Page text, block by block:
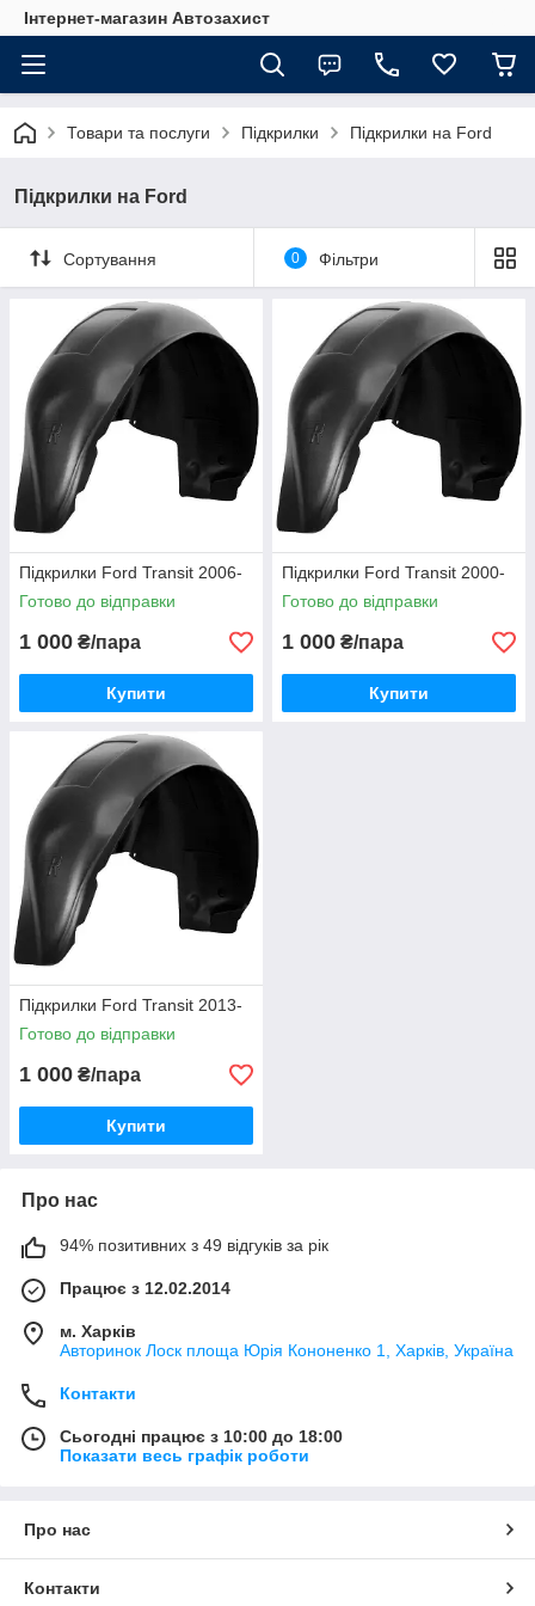
Інтернет-магазин Автозахист
Товари та послуги Підкрилки Підкрилки на Ford
Підкрилки на Ford
Сортування 0 Фільтри
Підкрилки Ford Transit 2006-
Готово до відправки
1 000 ₴/пара
Купити
Підкрилки Ford Transit 2000-
Готово до відправки
1 000 ₴/пара
Купити
Підкрилки Ford Transit 2013-
Готово до відправки
1 000 ₴/пара
Купити
Про нас
94% позитивних з 49 відгуків за рік
Працює з 12.02.2014
м. Харків
Авторинок Лоск площа Юрія Кононенко 1, Харків, Україна
Контакти
Сьогодні працює з 10:00 до 18:00
Показати весь графік роботи
Про нас
Контакти